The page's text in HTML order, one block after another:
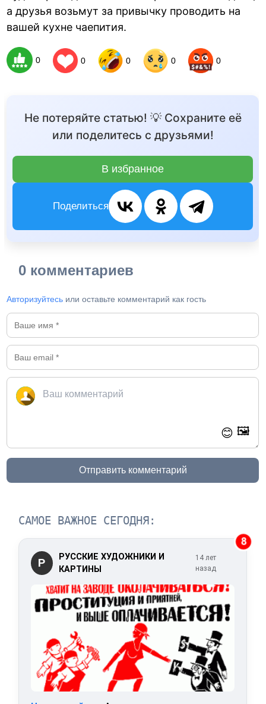
а друзья возьмут за привычку проводить на
вашей кухне чаепития.
0 0 0 0 0
Не потеряйте статью! 💡 Сохраните её
или поделитесь с друзьями!
В избранное
Поделиться
0 комментариев
Авторизуйтесь или оставьте комментарий как гость
😊 🖼️
Отправить комментарий
САМОЕ ВАЖНОЕ СЕГОДНЯ:
8
Р
РУССКИЕ ХУДОЖНИКИ И
КАРТИНЫ
14 лет
назад